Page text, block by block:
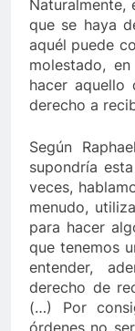
Naturalmente,
que se haya
aquél puede
molestado,
hacer aquello
derecho a
Según
supondría
veces,
menudo,
para hacer
que tenemos
entender,
derecho de
(…) Por
órdenes no